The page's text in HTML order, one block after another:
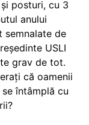
posturi, cu 3
anului
semnalate de
USLI
grav de tot.
că oamenii
întâmplă cu